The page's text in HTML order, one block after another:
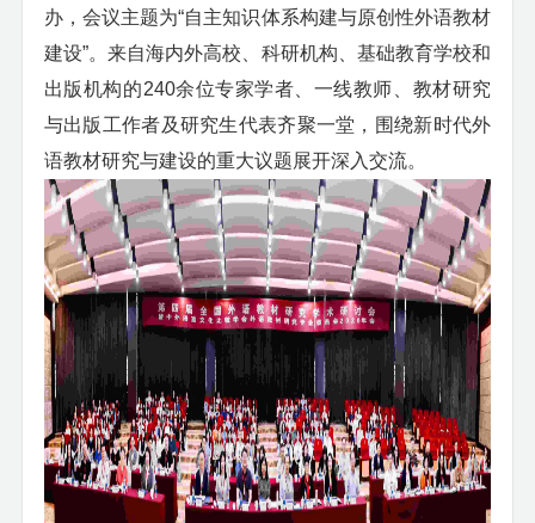
办，会议主题为“自主知识体系构建与原创性外语教材
建设”。来自海内外高校、科研机构、基础教育学校和
出版机构的240余位专家学者、一线教师、教材研究
与出版工作者及研究生代表齐聚一堂，围绕新时代外
语教材研究与建设的重大议题展开深入交流。